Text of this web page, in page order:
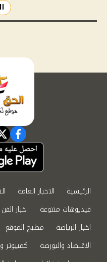
الرئيسية الاخبار العامة
فيديوهات متنوعة
اخبار الفن
اخبار الرياضة
مطبخ الموقع
الاقتصاد والبورصة
كمبيوتر